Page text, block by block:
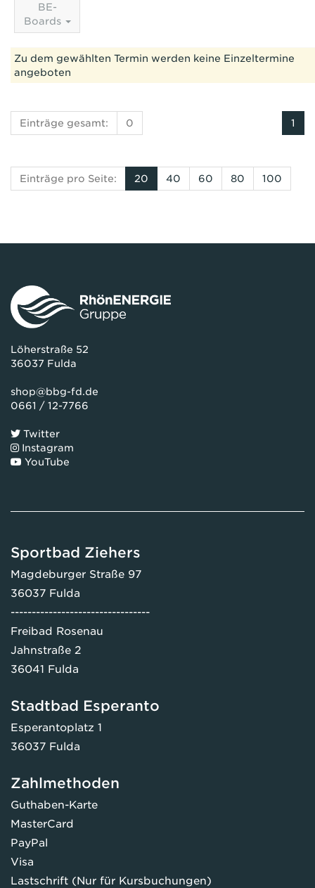
BE-
Boards
Zu dem gewählten Termin werden keine Einzeltermine
angeboten
1
Einträge gesamt: 0
Einträge pro Seite: 20 40 60 80 100
Löherstraße 52
36037 Fulda
shop@bbg-fd.de
0661 / 12-7766
Twitter
Instagram
YouTube
Sportbad Ziehers
Magdeburger Straße 97
36037 Fulda
---------------------------------
Freibad Rosenau
Jahnstraße 2
36041 Fulda
Stadtbad Esperanto
Esperantoplatz 1
36037 Fulda
Zahlmethoden
Guthaben-Karte
MasterCard
PayPal
Visa
Lastschrift (Nur für Kursbuchungen)